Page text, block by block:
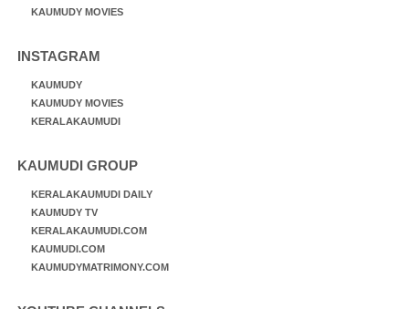
KAUMUDY MOVIES
INSTAGRAM
KAUMUDY
KAUMUDY MOVIES
KERALAKAUMUDI
KAUMUDI GROUP
KERALAKAUMUDI DAILY
KAUMUDY TV
KERALAKAUMUDI.COM
KAUMUDI.COM
KAUMUDYMATRIMONY.COM